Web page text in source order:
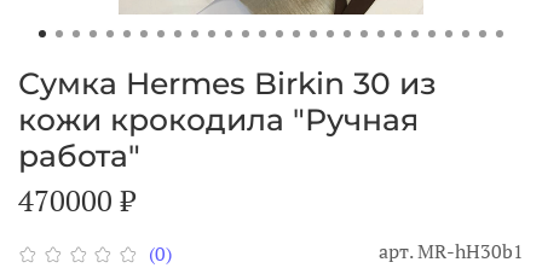
(0) арт.MR-hH30b1
Сумка Hermes Birkin 30 из
кожи крокодила "Ручная
работа"
470000 ₽